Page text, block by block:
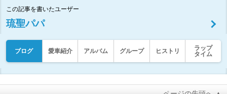
この記事を書いたユーザー
琉聖パパ
ブログ 愛車紹介 アルバム グループ ヒストリ
ラップ
タイム